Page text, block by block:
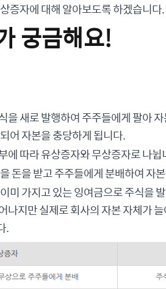
증자에 대해 알아보도록 하겠습니다.
궁금해요!
을 새로 발행하여 주주들에게 팔아
어 자본을 충당하게 됩니다.
에 따라 유상증자와 무상증자로 나뉩
돈을 받고 주주들에게 분배하여 자
미 가지고 있는 잉여금으로 주식을
나지만 실제로 회사의 자본 자체가
.